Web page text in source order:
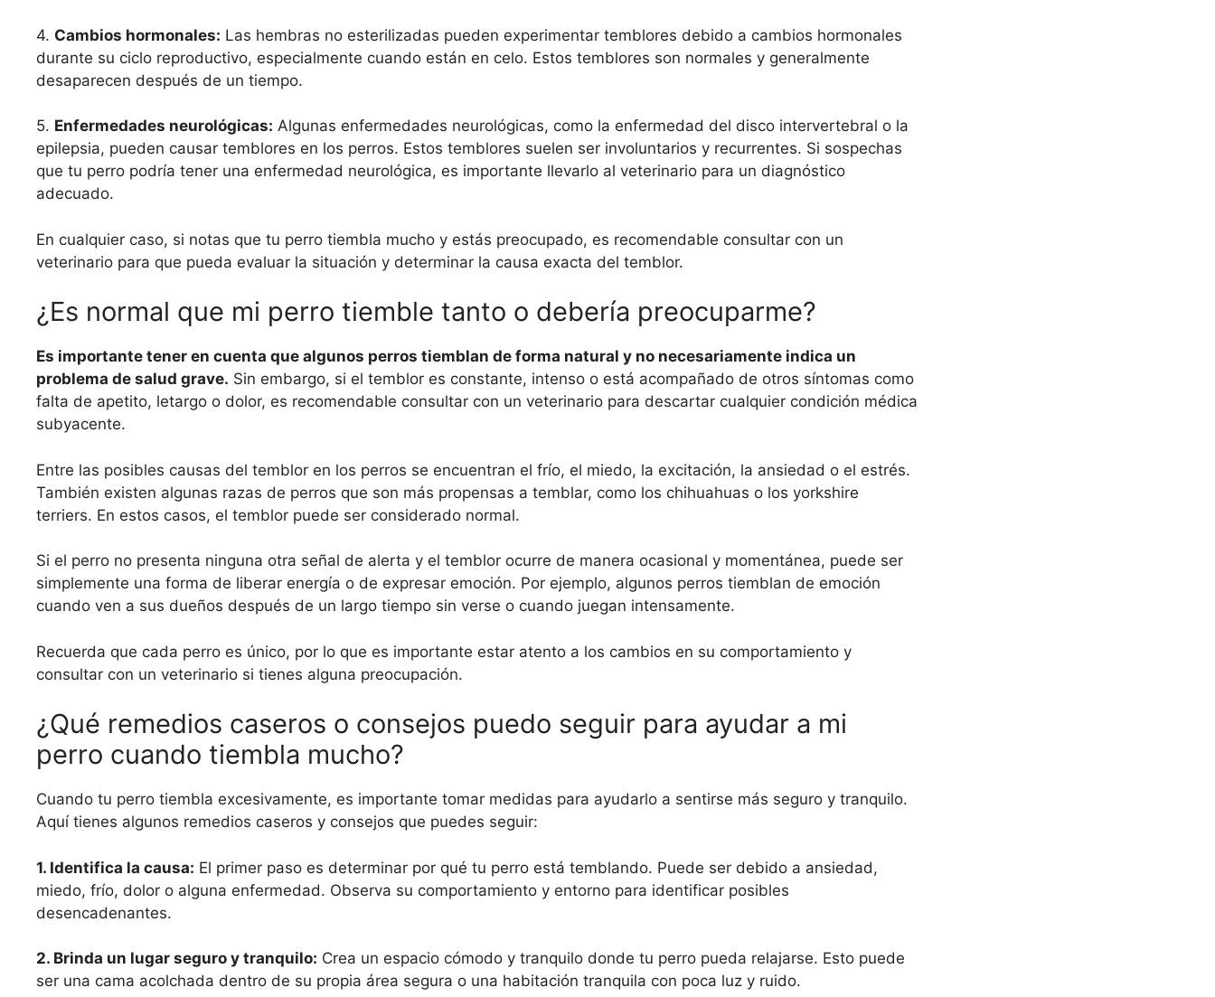
4. Cambios hormonales: Las hembras no esterilizadas pueden experimentar temblores debido a cambios hormonales
durante su ciclo reproductivo, especialmente cuando están en celo. Estos temblores son normales y generalmente
desaparecen después de un tiempo.
5. Enfermedades neurológicas: Algunas enfermedades neurológicas, como la enfermedad del disco intervertebral o la
epilepsia, pueden causar temblores en los perros. Estos temblores suelen ser involuntarios y recurrentes. Si sospechas
que tu perro podría tener una enfermedad neurológica, es importante llevarlo al veterinario para un diagnóstico
adecuado.
En cualquier caso, si notas que tu perro tiembla mucho y estás preocupado, es recomendable consultar con un
veterinario para que pueda evaluar la situación y determinar la causa exacta del temblor.
¿Es normal que mi perro tiemble tanto o debería preocuparme?
Es importante tener en cuenta que algunos perros tiemblan de forma natural y no necesariamente indica un
problema de salud grave. Sin embargo, si el temblor es constante, intenso o está acompañado de otros síntomas como
falta de apetito, letargo o dolor, es recomendable consultar con un veterinario para descartar cualquier condición médica
subyacente.
Entre las posibles causas del temblor en los perros se encuentran el frío, el miedo, la excitación, la ansiedad o el estrés.
También existen algunas razas de perros que son más propensas a temblar, como los chihuahuas o los yorkshire
terriers. En estos casos, el temblor puede ser considerado normal.
Si el perro no presenta ninguna otra señal de alerta y el temblor ocurre de manera ocasional y momentánea, puede ser
simplemente una forma de liberar energía o de expresar emoción. Por ejemplo, algunos perros tiemblan de emoción
cuando ven a sus dueños después de un largo tiempo sin verse o cuando juegan intensamente.
Recuerda que cada perro es único, por lo que es importante estar atento a los cambios en su comportamiento y
consultar con un veterinario si tienes alguna preocupación.
¿Qué remedios caseros o consejos puedo seguir para ayudar a mi
perro cuando tiembla mucho?
Cuando tu perro tiembla excesivamente, es importante tomar medidas para ayudarlo a sentirse más seguro y tranquilo.
Aquí tienes algunos remedios caseros y consejos que puedes seguir:
1. Identifica la causa: El primer paso es determinar por qué tu perro está temblando. Puede ser debido a ansiedad,
miedo, frío, dolor o alguna enfermedad. Observa su comportamiento y entorno para identificar posibles
desencadenantes.
2. Brinda un lugar seguro y tranquilo: Crea un espacio cómodo y tranquilo donde tu perro pueda relajarse. Esto puede
ser una cama acolchada dentro de su propia área segura o una habitación tranquila con poca luz y ruido.